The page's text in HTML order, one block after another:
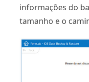
informações do
tamanho e o